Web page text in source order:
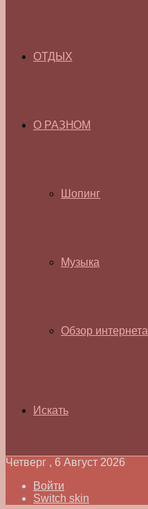
ОТДЫХ
О РАЗНОМ
Шопинг
Музыка
Обзор интернета
Искать
Четверг , 6 Август 2026
Войти
Switch skin